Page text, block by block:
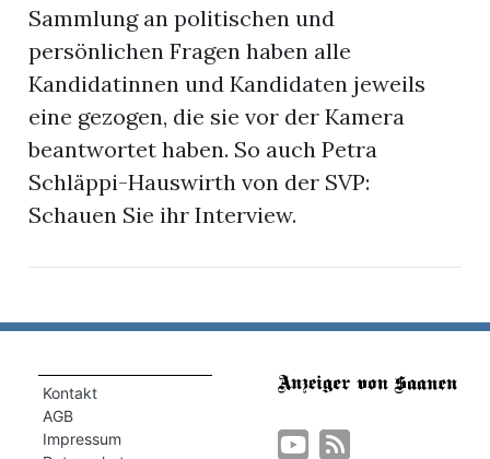
Sammlung an politischen und
persönlichen Fragen haben alle
Kandidatinnen und Kandidaten jeweils
eine gezogen, die sie vor der Kamera
beantwortet haben. So auch Petra
Schläppi-Hauswirth von der SVP:
Schauen Sie ihr Interview.
Kontakt
AGB
Impressum